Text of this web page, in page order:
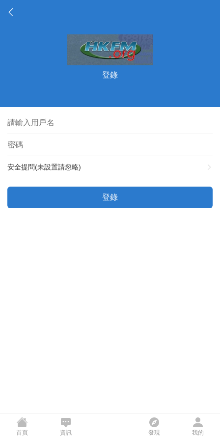
登錄
安全提問(未設置請忽略)
登錄
首頁 資訊 發現 我的